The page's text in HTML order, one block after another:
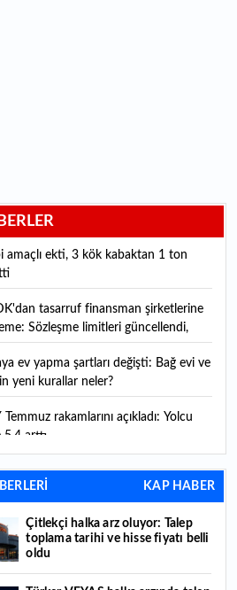
Sözleşme limitleri güncellendi,
yürürlüğe girdi
yeni kurallar neler?
5,4 arttı
rakamları açıklandı
fiyatı belli oldu
KAP HABER
Çitlekçi halka arz oluyor: Talep
toplama tarihi ve hisse fiyatı belli
oldu